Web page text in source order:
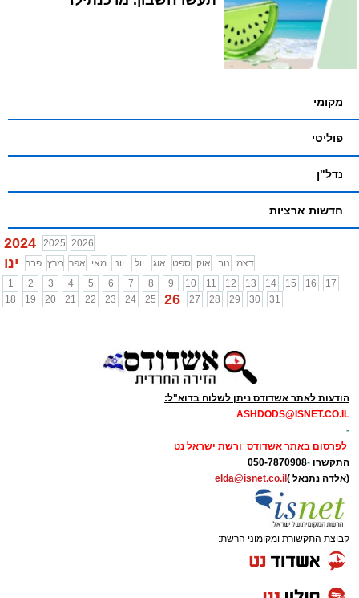
מקומי
פוליטי
נדל"ן
חדשות ארציות
2024 2025 2026
ינו פבר מרץ אפר מאי יונ יול אוג ספט אוק נוב
דצמ
1
2 3 4 5 6 7 8 9 10 11 12 13 14 15 16
17
18
19 20 21 22 23 24 25 26 27 28 29 30 31
הודעות לאתר אשדודס ניתן לשלוח בדוא"ל:
ASHDODS@ISNET.CO.IL
-
לפרסום באתר אשדודס ורשת ישראל נט
התקשרו -
050-7870908
(אלדה נתנאל ) elda@isnet.co.il
קבוצת התקשורת ומקומוני הרשת: